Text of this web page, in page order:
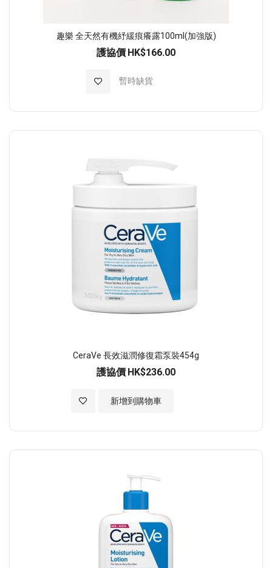
趣樂 全天然有機紓緩痕癢露100ml(加強版)
護協價 HK$166.00
暫時缺貨
加入至願望清單
CeraVe 長效滋潤修復霜泵裝454g
護協價 HK$236.00
新增到購物車
加入至願望清單